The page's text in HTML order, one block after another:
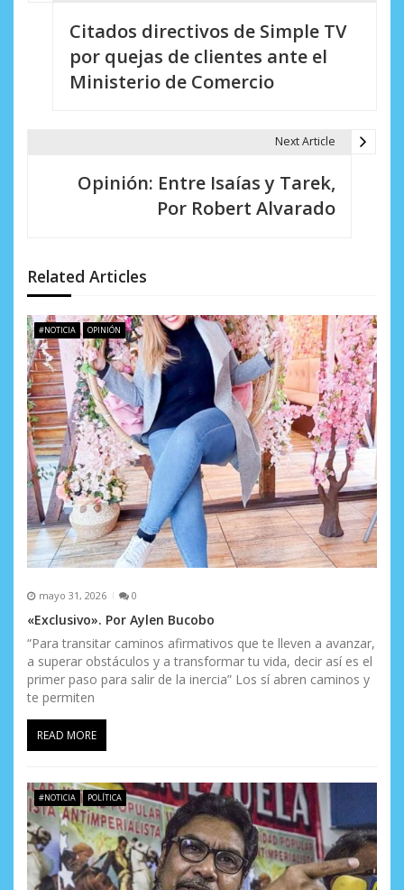
ó
n
d
e
e
n
t
r
a
d
a
s
Citados directivos de Simple TV
por quejas de clientes ante el
Ministerio de Comercio
Next Article
Opinión: Entre Isaías y Tarek,
Por Robert Alvarado
Related Articles
#NOTICIA OPINIÓN
mayo 31, 2026 0
«Exclusivo». Por Aylen Bucobo
“Para transitar caminos afirmativos que te lleven a avanzar,
a superar obstáculos y a transformar tu vida, decir así es el
primer paso para salir de la inercia” Los sí abren caminos y
te permiten
READ MORE
#NOTICIA POLÍTICA